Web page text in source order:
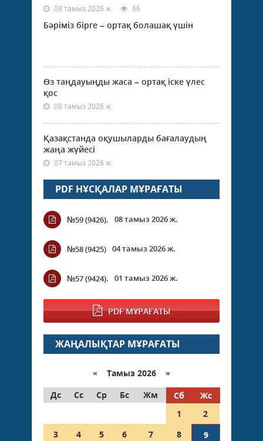
08 тамыз 2026 ж. 66
Бәріміз бірге – ортақ болашақ үшін
Өз таңдауыңды жаса – ортақ іске үлес
қос
08 тамыз 2026 ж.
Қазақстанда оқушыларды бағалаудың
жаңа жүйесі
07 тамыз 2026 ж.
PDF НҰСҚАЛАР МҰРАҒАТЫ
№59 (9426). 08 тамыз 2026 ж.
№58 (9425) 04 тамыз 2026 ж.
№57 (9424). 01 тамыз 2026 ж.
PDF МҰРАҒАТЫ
ЖАҢАЛЫҚТАР МҰРАҒАТЫ
« Тамыз 2026 »
Дс
Сс Ср Бс Жм Сб
Жс
1
2
3
4 5 6 7 8
9